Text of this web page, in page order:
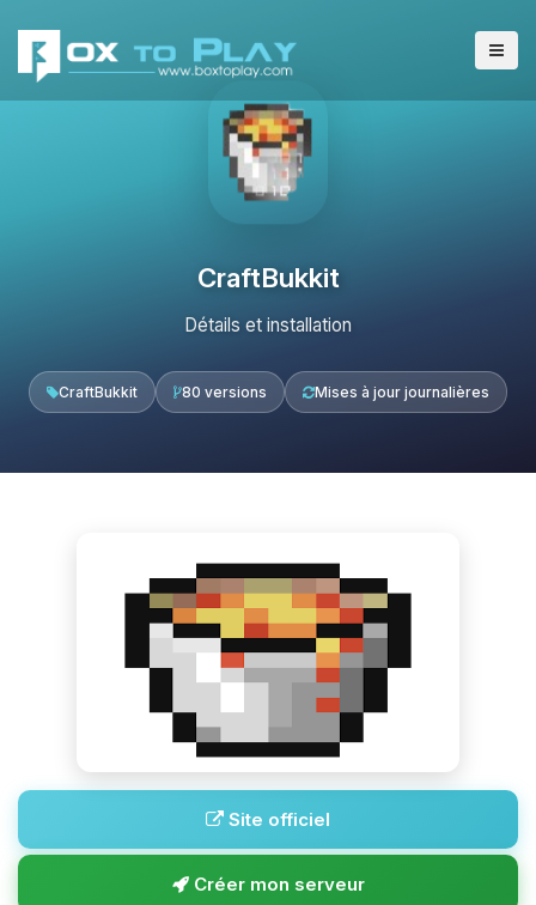
CraftBukkit
Détails et installation
CraftBukkit 80 versions Mises à jour journalières
Site officiel
Créer mon serveur